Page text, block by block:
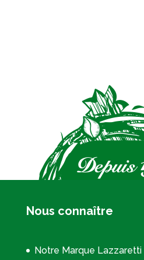
Nous connaître
Notre Marque Lazzaretti